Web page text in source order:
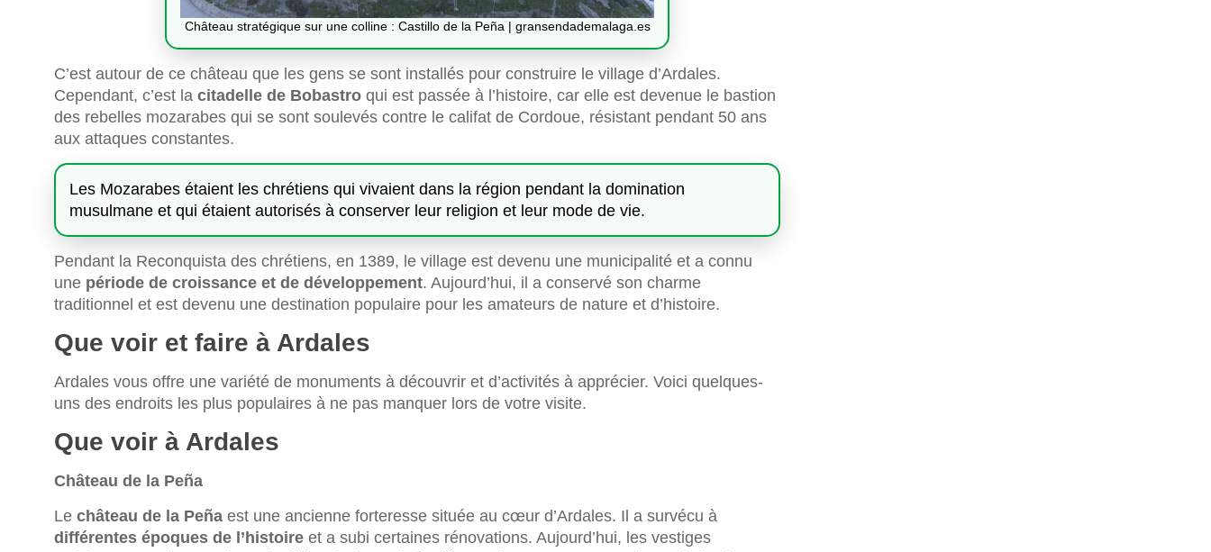
Château stratégique sur une colline : Castillo de la Peña | gransendademalaga.es
C’est autour de ce château que les gens se sont installés pour construire le village d’Ardales.
Cependant, c’est la citadelle de Bobastro qui est passée à l’histoire, car elle est devenue le bastion
des rebelles mozarabes qui se sont soulevés contre le califat de Cordoue, résistant pendant 50 ans
aux attaques constantes.
Les Mozarabes étaient les chrétiens qui vivaient dans la région pendant la domination
musulmane et qui étaient autorisés à conserver leur religion et leur mode de vie.
Pendant la Reconquista des chrétiens, en 1389, le village est devenu une municipalité et a connu
une période de croissance et de développement. Aujourd’hui, il a conservé son charme
traditionnel et est devenu une destination populaire pour les amateurs de nature et d’histoire.
Que voir et faire à Ardales
Ardales vous offre une variété de monuments à découvrir et d’activités à apprécier. Voici quelques-
uns des endroits les plus populaires à ne pas manquer lors de votre visite.
Que voir à Ardales
Château de la Peña
Le château de la Peña est une ancienne forteresse située au cœur d’Ardales. Il a survécu à
différentes époques de l’histoire et a subi certaines rénovations. Aujourd’hui, les vestiges